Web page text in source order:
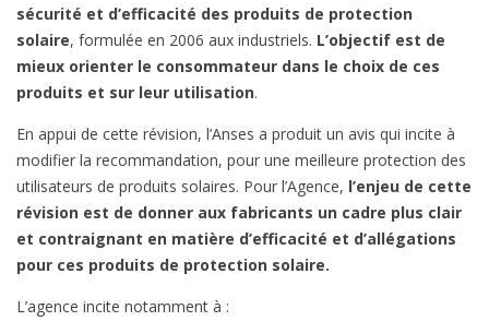
sécurité et d’efficacité des produits de protection
solaire, formulée en 2006 aux industriels. L’objectif est de
mieux orienter le consommateur dans le choix de ces
produits et sur leur utilisation.
En appui de cette révision, l’Anses a produit un avis qui incite à
modifier la recommandation, pour une meilleure protection des
utilisateurs de produits solaires. Pour l’Agence, l’enjeu de cette
révision est de donner aux fabricants un cadre plus clair
et contraignant en matière d’efficacité et d’allégations
pour ces produits de protection solaire.
L’agence incite notamment à :